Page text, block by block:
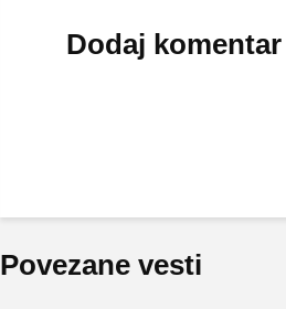
Dodaj komentar
Povezane vesti